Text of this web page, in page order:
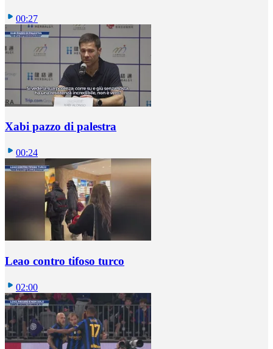
00:27
Xabi pazzo di palestra
00:24
Leao contro tifoso turco
02:00